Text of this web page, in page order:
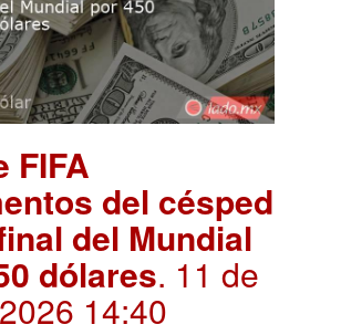
FIFA
del césped
del Mundial
dólares. 11 de
14:40